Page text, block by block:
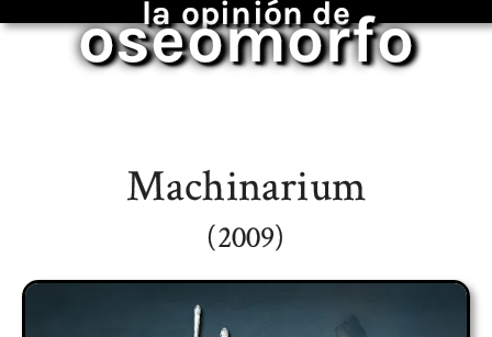
la opinión de
oseomorfo
Machinarium
(2009)